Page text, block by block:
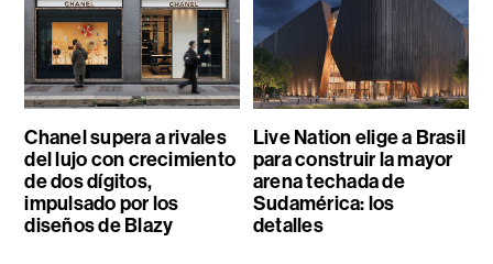
Chanel supera a rivales
del lujo con crecimiento
de dos dígitos,
impulsado por los
diseños de Blazy
Live Nation elige a Brasil
para construir la mayor
arena techada de
Sudamérica: los
detalles